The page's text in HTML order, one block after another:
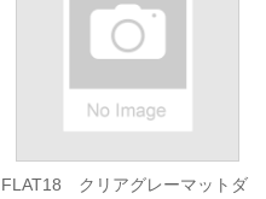
FLAT18 クリアグレーマットダ